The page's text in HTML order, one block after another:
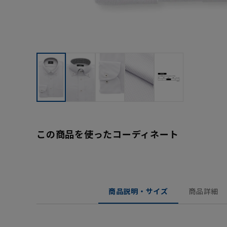
この商品を使ったコーディネート
商品説明・サイズ 商品詳細